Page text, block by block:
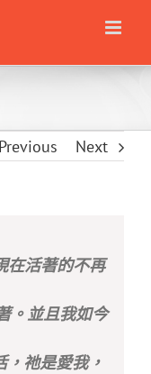
Previous Next
在活著的不再
並且我如今
是愛我，